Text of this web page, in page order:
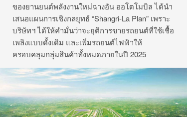
ของยานยนต์พลังงานใหม่ฉางอัน ออโตโมบิล ได้นำ
เสนอแผนการเชิงกลยุทธ์ “Shangri-La Plan” เพราะ
บริษัทฯ ได้ให้คำมั่นว่าจะยุติการขายรถยนต์ที่ใช้เชื้อ
เพลิงแบบดั้งเดิม และเพิ่มรถยนต์ไฟฟ้าให้
ครอบคลุมกลุ่มสินค้าทั้งหมดภายในปี 2025